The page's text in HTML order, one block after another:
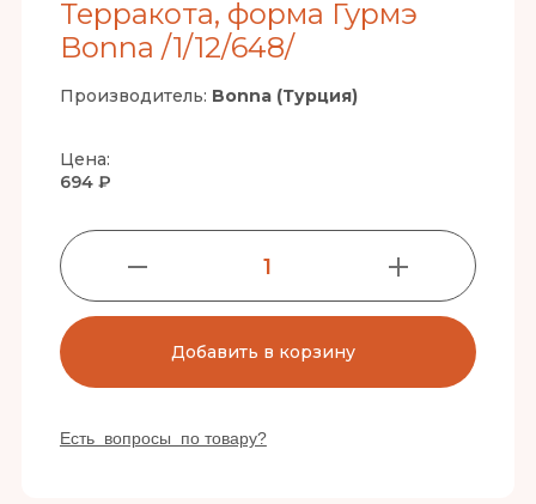
Терракота, форма Гурмэ
Bonna /1/12/648/
Производитель: Bonna (Турция)
Цена:
694 ₽
1
Добавить в корзину
Есть вопросы по товару?